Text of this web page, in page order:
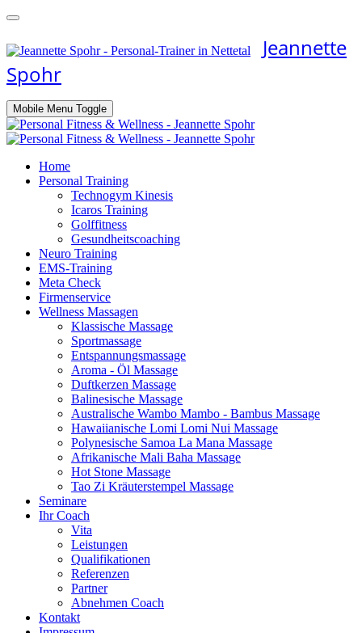
Jeannette
Spohr
Mobile Menu Toggle
Home
Personal Training
Technogym Kinesis
Icaros Training
Golffitness
Gesundheitscoaching
Neuro Training
EMS-Training
Meta Check
Firmenservice
Wellness Massagen
Klassische Massage
Sportmassage
Entspannungsmassage
Aroma - Öl Massage
Duftkerzen Massage
Balinesische Massage
Australische Wambo Mambo - Bambus Massage
Hawaiianische Lomi Lomi Nui Massage
Polynesische Samoa La Mana Massage
Afrikanische Mali Baha Massage
Hot Stone Massage
Tao Zi Kräuterstempel Massage
Seminare
Ihr Coach
Vita
Leistungen
Qualifikationen
Referenzen
Partner
Abnehmen Coach
Kontakt